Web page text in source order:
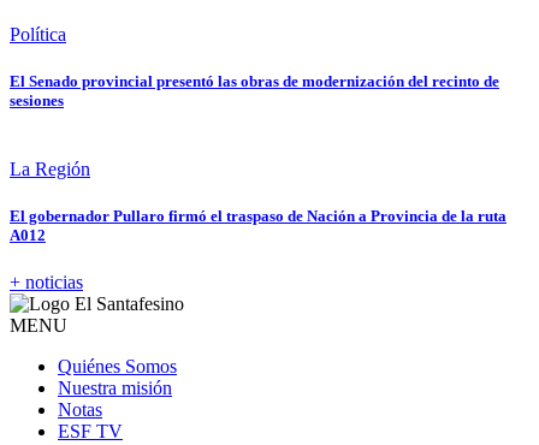
Política
El Senado provincial presentó las obras de modernización del recinto de
sesiones
La Región
El gobernador Pullaro firmó el traspaso de Nación a Provincia de la ruta
A012
+ noticias
MENU
Quiénes Somos
Nuestra misión
Notas
ESF TV